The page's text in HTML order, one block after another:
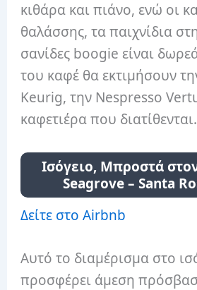
κιθάρα και πιάνο, ενώ οι
θαλάσσης, τα παιχνίδια
σανίδες boogie είναι
του καφέ θα εκτιμήσουν
Keurig, την Nespresso
καφετιέρα που διατίθενται.
Ισόγειο, Μπροστά
Seagrove – Santa
Δείτε στο Airbnb
Αυτό το διαμέρισμα στο
προσφέρει άμεση